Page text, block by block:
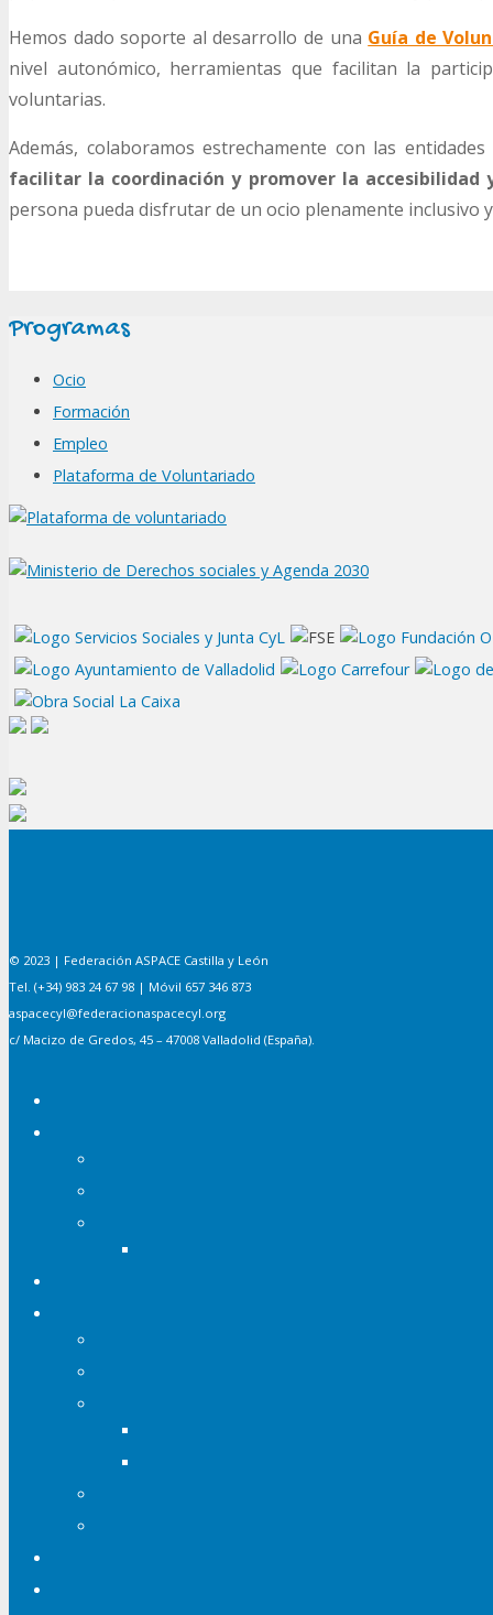
Hemos dado soporte al desarrollo de una Guía de
nivel autonómico, herramientas que facilitan la
voluntarias.
Además, colaboramos estrechamente con las
facilitar la coordinación y promover la accesibilidad
persona pueda disfrutar de un ocio plenamente inclusivo
Programas
Ocio
Formación
Empleo
Plataforma de Voluntariado
© 2023 | Federación ASPACE Castilla y León
Tel. (+34) 983 24 67 98 | Móvil 657 346 873
aspacecyl@federacionaspacecyl.org
c/ Macizo de Gredos, 45 – 47008 Valladolid (España).